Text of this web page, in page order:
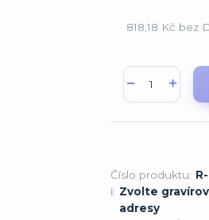
818,18 Kč bez
Číslo produktu:
ℹ️: Zvolte
adresy